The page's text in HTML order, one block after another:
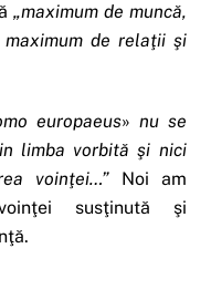
„maximum de muncă,
de relaţii şi
europaeus» nu se
limba vorbită şi nici
voinţei…”Noi am
susţinută şi